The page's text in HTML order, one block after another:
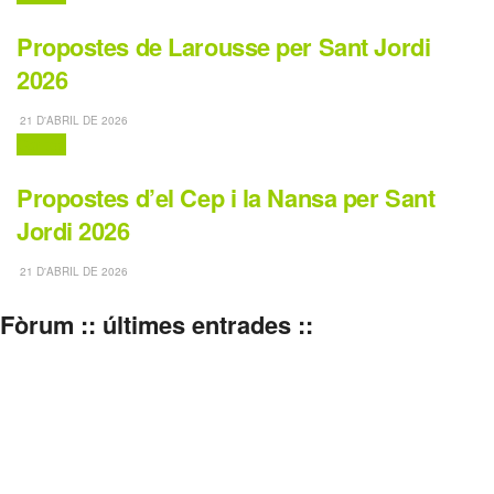
Propostes de Larousse per Sant Jordi
2026
21 D'ABRIL DE 2026
Propostes d’el Cep i la Nansa per Sant
Jordi 2026
21 D'ABRIL DE 2026
Fòrum :: últimes entrades ::